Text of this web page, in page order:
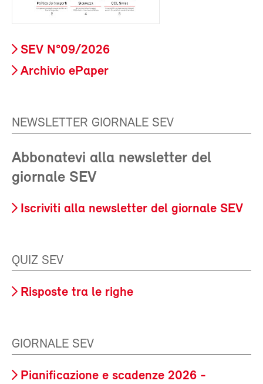
SEV N°09/2026
Archivio ePaper
NEWSLETTER GIORNALE SEV
Abbonatevi alla newsletter del
giornale SEV
Iscriviti alla newsletter del giornale SEV
QUIZ SEV
Risposte tra le righe
GIORNALE SEV
Pianificazione e scadenze 2026 -